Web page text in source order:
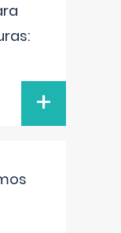
+